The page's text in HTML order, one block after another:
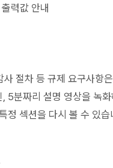
력값 안내
절차 등 규제 요구사항
5분짜리 설명 영상을 녹
정 섹션을 다시 볼 수 있습